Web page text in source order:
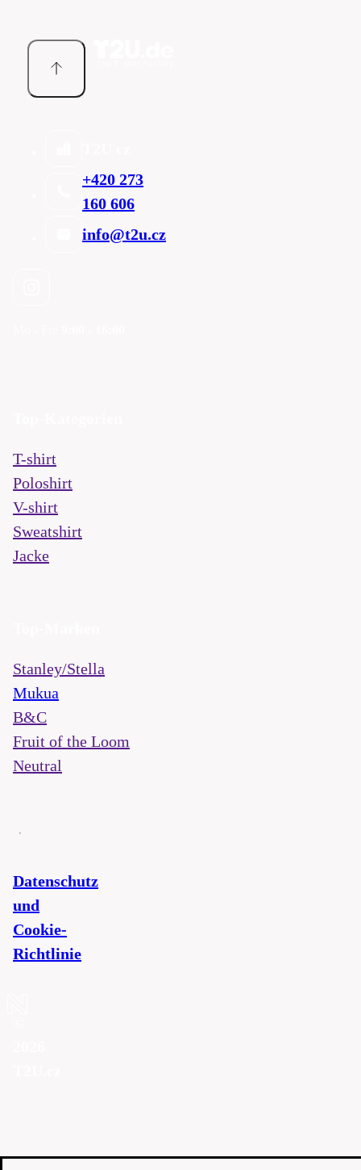
+420 273
160 606
info@t2u.cz
T-shirt
Poloshirt
V-shirt
Sweatshirt
Jacke
Stanley/Stella
Mukua
B&C
Fruit of the Loom
Neutral
Datenschutz
und
Cookie-
Richtlinie